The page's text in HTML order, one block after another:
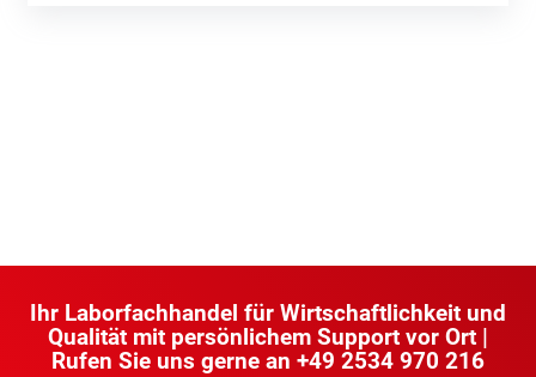
Ihr Laborfachhandel für Wirtschaftlichkeit und
Qualität mit persönlichem Support vor Ort |
Rufen Sie uns gerne an +49 2534 970 216